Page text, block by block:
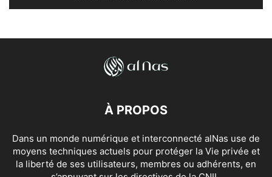
À PROPOS
Dans un monde numérique et interconnecté alNas use de
moyens techniques actuels pour protéger la Vie privée et
la liberté de ses utilisateurs, membres ou adhérents, en